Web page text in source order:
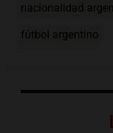
nacionalidad
fútbol argentino